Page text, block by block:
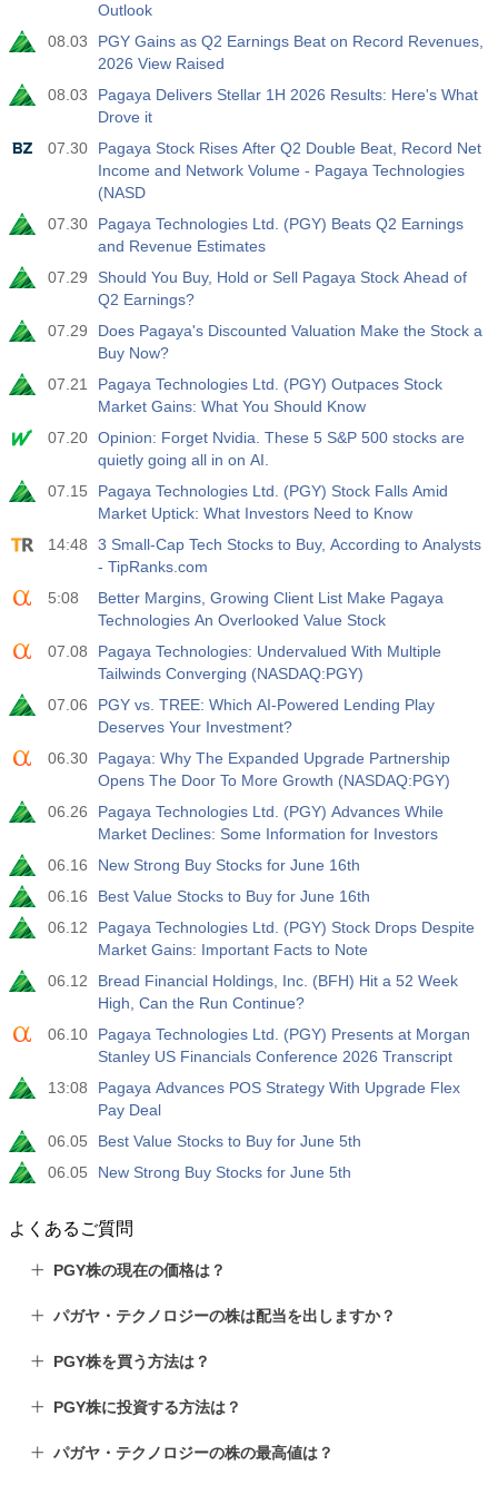
Outlook
08.03
PGY Gains as Q2 Earnings Beat on Record Revenues,
2026 View Raised
08.03
Pagaya Delivers Stellar 1H 2026 Results: Here's What
Drove it
07.30
Pagaya Stock Rises After Q2 Double Beat, Record Net
Income and Network Volume - Pagaya Technologies
(NASD
07.30
Pagaya Technologies Ltd. (PGY) Beats Q2 Earnings
and Revenue Estimates
07.29
Should You Buy, Hold or Sell Pagaya Stock Ahead of
Q2 Earnings?
07.29
Does Pagaya's Discounted Valuation Make the Stock a
Buy Now?
07.21
Pagaya Technologies Ltd. (PGY) Outpaces Stock
Market Gains: What You Should Know
07.20 Opinion: Forget Nvidia. These 5 S&P 500 stocks are
quietly going all in on AI.
07.15
Pagaya Technologies Ltd. (PGY) Stock Falls Amid
Market Uptick: What Investors Need to Know
14:48
3 Small-Cap Tech Stocks to Buy, According to Analysts
- TipRanks.com
5:08
Better Margins, Growing Client List Make Pagaya
Technologies An Overlooked Value Stock
07.08
Pagaya Technologies: Undervalued With Multiple
Tailwinds Converging (NASDAQ:PGY)
07.06
PGY vs. TREE: Which AI-Powered Lending Play
Deserves Your Investment?
06.30
Pagaya: Why The Expanded Upgrade Partnership
Opens The Door To More Growth (NASDAQ:PGY)
06.26
Pagaya Technologies Ltd. (PGY) Advances While
Market Declines: Some Information for Investors
06.16
New Strong Buy Stocks for June 16th
06.16
Best Value Stocks to Buy for June 16th
06.12
Pagaya Technologies Ltd. (PGY) Stock Drops Despite
Market Gains: Important Facts to Note
06.12
Bread Financial Holdings, Inc. (BFH) Hit a 52 Week
High, Can the Run Continue?
06.10
Pagaya Technologies Ltd. (PGY) Presents at Morgan
Stanley US Financials Conference 2026 Transcript
13:08
Pagaya Advances POS Strategy With Upgrade Flex
Pay Deal
06.05
Best Value Stocks to Buy for June 5th
06.05
New Strong Buy Stocks for June 5th
よくあるご質問
PGY株の現在の価格は？
パガヤ・テクノロジーの株は配当を出しますか？
PGY株を買う方法は？
PGY株に投資する方法は？
パガヤ・テクノロジーの株の最高値は？